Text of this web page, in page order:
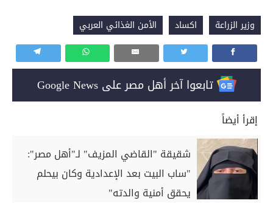
وزير الزراعة اكساد الأمن الغذائي العربي
تابعوا آخر أهل مصر على Google News
إقرأ أيضاً
شقيقة "القاضي المزيف" لـ"أهل مصر":
"ساب البيت بعد الإعدادية وكان بيحلم
يحقق أمنية والدته"